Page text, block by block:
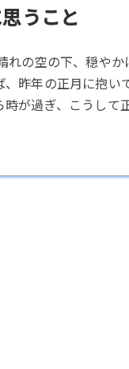
うこと
れの空の下、穏や
昨年の正月に抱い
が過ぎ、こうして